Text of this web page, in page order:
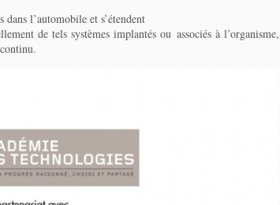
l’automobile et s’étendent
de tels systèmes implantés ou associés à l’organisme,